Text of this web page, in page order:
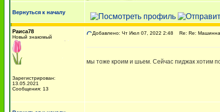
Вернуться к началу
Раиса78
Новый знакомый
Зарегистрирован:
13.05.2021
Сообщения: 13
Добавлено: Чт Июл 07, 2022 2:48 Re: Re:
мы тоже кроим и шьем. Сейчас пиджак хотим